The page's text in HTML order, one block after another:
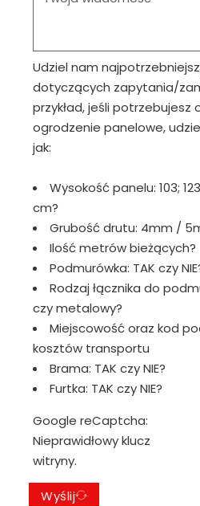
Udziel nam
dotyczących zapytania/
przykład, jeśli
ogrodzenie panelowe,
jak:
Wysokość panelu: 103;
cm?
Grubość drutu: 4mm /
Ilość metrów bieżących?
Podmurówka: TAK czy
Rodzaj łącznika do
czy metalowy?
Miejscowość oraz kod
kosztów transportu
Brama: TAK czy NIE?
Furtka: TAK czy NIE?
Google reCaptcha:
Nieprawidłowy klucz
witryny.
Wyślij